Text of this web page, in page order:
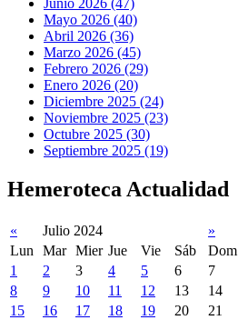
Junio 2026 (47)
Mayo 2026 (40)
Abril 2026 (36)
Marzo 2026 (45)
Febrero 2026 (29)
Enero 2026 (20)
Diciembre 2025 (24)
Noviembre 2025 (23)
Octubre 2025 (30)
Septiembre 2025 (19)
Hemeroteca Actualidad
« Julio 2024
»
Lun
Mar Mier Jue Vie Sáb
Dom
1
2 3 4 5 6
7
8
9 10 11 12 13
14
15
16 17 18 19 20
21